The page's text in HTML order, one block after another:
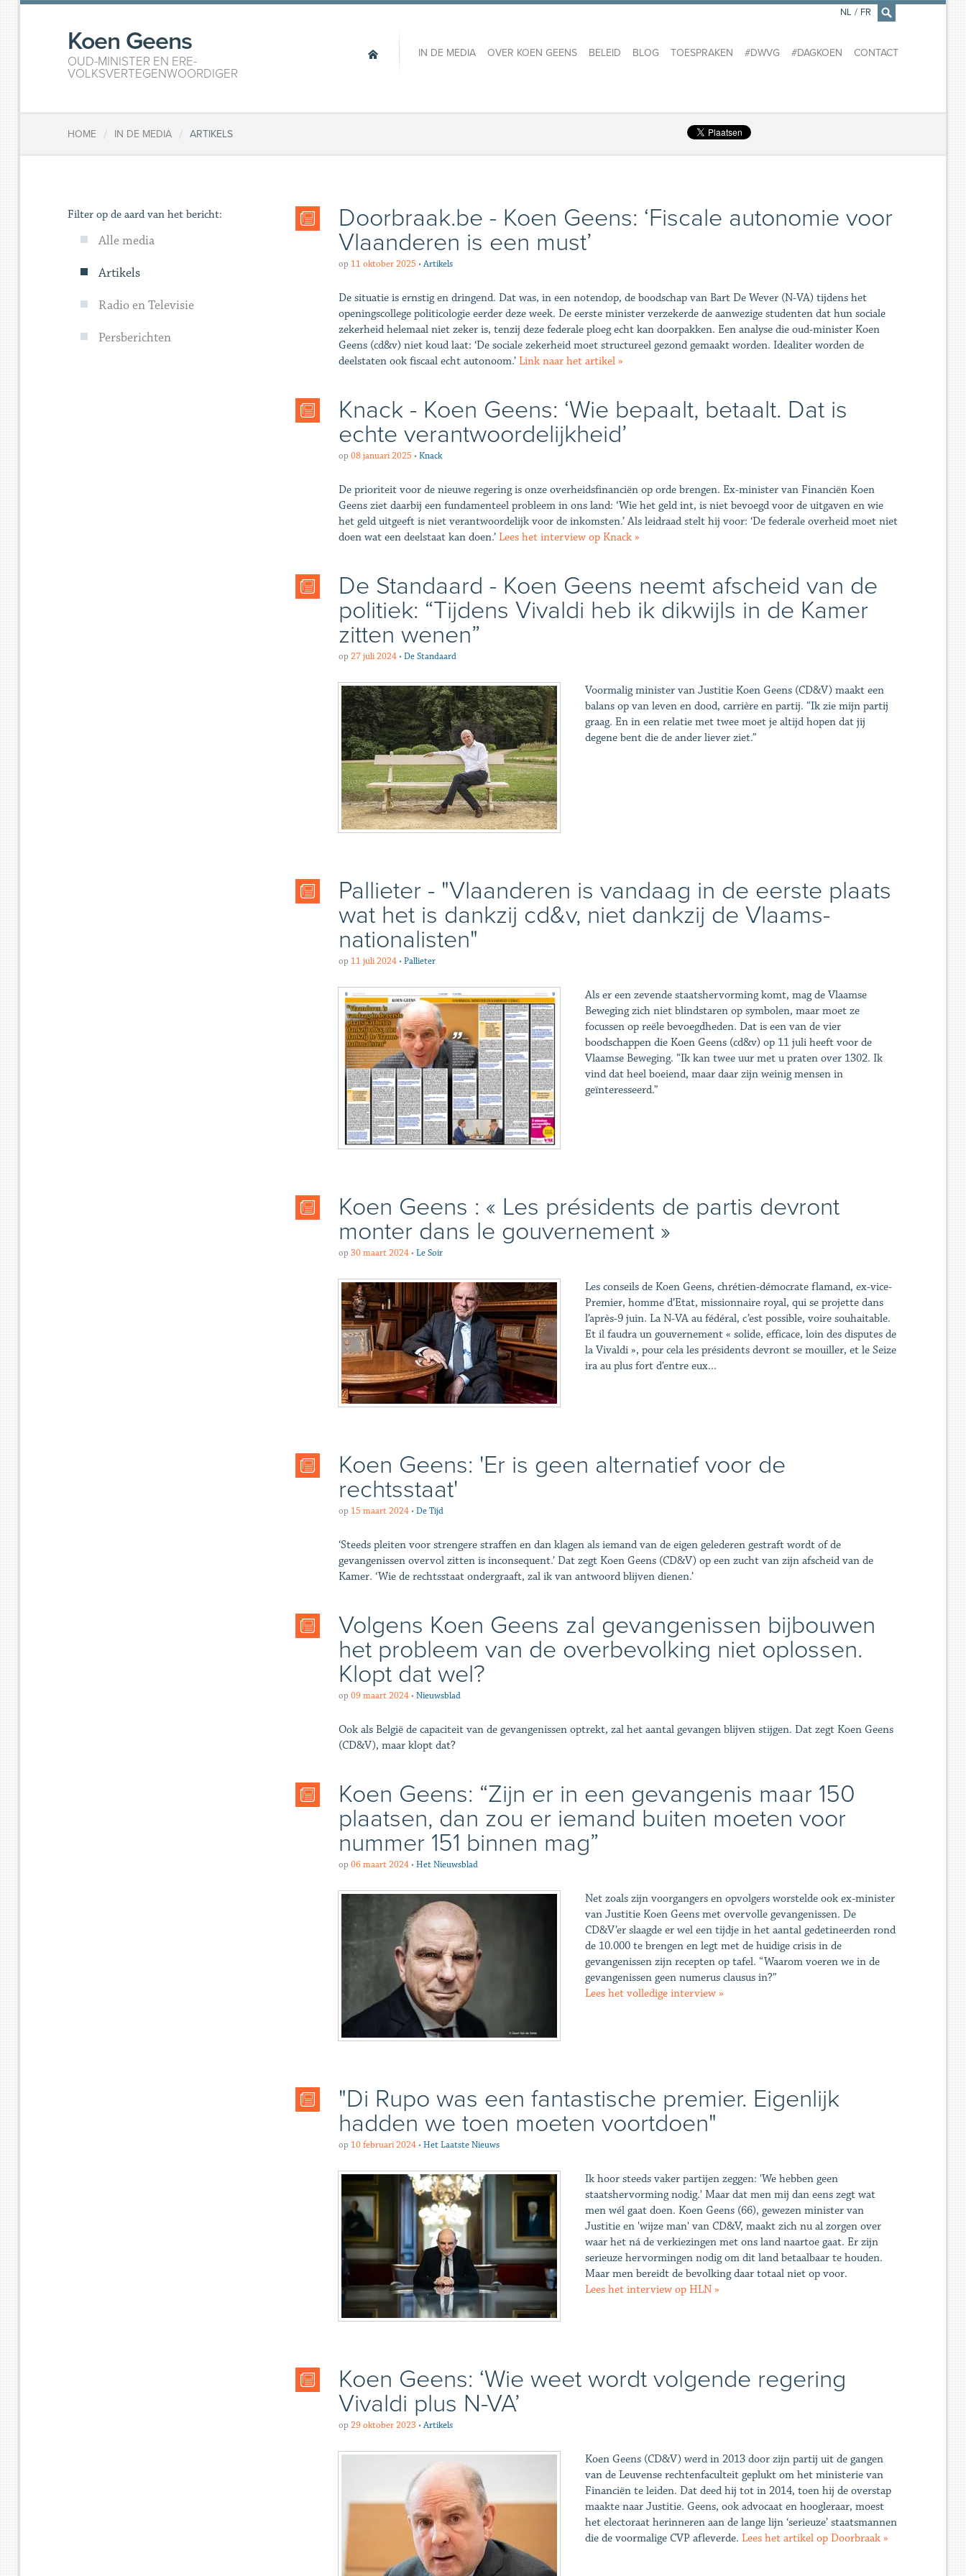
×
Koen Geens
OUD-MINISTER EN ERE-
VOLKSVERTEGENWOORDIGER
IN DE MEDIA OVER KOEN GEENS BELEID BLOG TOESPRAKEN #DWVG #DAGKOEN CONTACT
NL / FR
HOME / IN DE MEDIA / ARTIKELS
Doorbraak.be - Koen Geens: ‘Fiscale autonomie voor
Vlaanderen is een must’
op 11 oktober 2025 •Artikels
De situatie is ernstig en dringend. Dat was, in een notendop, de boodschap van Bart De Wever (N-VA) tijdens het
openingscollege politicologie eerder deze week. De eerste minister verzekerde de aanwezige studenten dat hun sociale
zekerheid helemaal niet zeker is, tenzij deze federale ploeg echt kan doorpakken. Een analyse die oud-minister Koen
Geens (cd&v) niet koud laat: ‘De sociale zekerheid moet structureel gezond gemaakt worden. Idealiter worden de
deelstaten ook fiscaal echt autonoom.’ Link naar het artikel »
Knack - Koen Geens: ‘Wie bepaalt, betaalt. Dat is
echte verantwoordelijkheid’
op 08 januari 2025 • Knack
De prioriteit voor de nieuwe regering is onze overheidsfinanciën op orde brengen. Ex-minister van Financiën Koen
Geens ziet daarbij een fundamenteel probleem in ons land: ‘Wie het geld int, is niet bevoegd voor de uitgaven en wie
het geld uitgeeft is niet verantwoordelijk voor de inkomsten.’ Als leidraad stelt hij voor: ‘De federale overheid moet niet
doen wat een deelstaat kan doen.’ Lees het interview op Knack »
De Standaard - Koen Geens neemt afscheid van de
politiek: “Tijdens Vivaldi heb ik dikwijls in de Kamer
zitten wenen”
op 27 juli 2024 • De Standaard
Voormalig minister van Justitie Koen Geens (CD&V) maakt een
balans op van leven en dood, carrière en partij. “Ik zie mijn partij
graag. En in een relatie met twee moet je altijd hopen dat jij
degene bent die de ander liever ziet.”
Pallieter - "Vlaanderen is vandaag in de eerste plaats
wat het is dankzij cd&v, niet dankzij de Vlaams-
nationalisten"
op 11 juli 2024 • Pallieter
Als er een zevende staatshervorming komt, mag de Vlaamse
Beweging zich niet blindstaren op symbolen, maar moet ze
focussen op reële bevoegdheden. Dat is een van de vier
boodschappen die Koen Geens (cd&v) op 11 juli heeft voor de
Vlaamse Beweging. “Ik kan twee uur met u praten over 1302. Ik
vind dat heel boeiend, maar daar zijn weinig mensen in
geïnteresseerd.”
Koen Geens : « Les présidents de partis devront
monter dans le gouvernement »
op 30 maart 2024 • Le Soir
Les conseils de Koen Geens, chrétien-démocrate flamand, ex-vice-
Premier, homme d’Etat, missionnaire royal, qui se projette dans
l’après-9 juin. La N-VA au fédéral, c’est possible, voire souhaitable.
Et il faudra un gouvernement « solide, efficace, loin des disputes de
la Vivaldi », pour cela les présidents devront se mouiller, et le Seize
ira au plus fort d’entre eux...
Koen Geens: 'Er is geen alternatief voor de
rechtsstaat'
op 15 maart 2024 • De Tijd
‘Steeds pleiten voor strengere straffen en dan klagen als iemand van de eigen gelederen gestraft wordt of de
gevangenissen overvol zitten is inconsequent.’ Dat zegt Koen Geens (CD&V) op een zucht van zijn afscheid van de
Kamer. ‘Wie de rechtsstaat ondergraaft, zal ik van antwoord blijven dienen.’
Volgens Koen Geens zal gevangenissen bijbouwen
het probleem van de overbevolking niet oplossen.
Klopt dat wel?
op 09 maart 2024 • Nieuwsblad
Ook als België de capaciteit van de gevangenissen optrekt, zal het aantal gevangen blijven stijgen. Dat zegt Koen Geens
(CD&V), maar klopt dat?
Koen Geens: “Zijn er in een gevangenis maar 150
plaatsen, dan zou er iemand buiten moeten voor
nummer 151 binnen mag”
op 06 maart 2024 • Het Nieuwsblad
Net zoals zijn voorgangers en opvolgers worstelde ook ex-minister
van Justitie Koen Geens met overvolle gevangenissen. De
CD&V’er slaagde er wel een tijdje in het aantal gedetineerden rond
de 10.000 te brengen en legt met de huidige crisis in de
gevangenissen zijn recepten op tafel. “Waarom voeren we in de
gevangenissen geen numerus clausus in?”
Lees het volledige interview »
"Di Rupo was een fantastische premier. Eigenlijk
hadden we toen moeten voortdoen"
op 10 februari 2024 • Het Laatste Nieuws
Ik hoor steeds vaker partijen zeggen: 'We hebben geen
staatshervorming nodig.' Maar dat men mij dan eens zegt wat
men wél gaat doen. Koen Geens (66), gewezen minister van
Justitie en 'wijze man' van CD&V, maakt zich nu al zorgen over
waar het ná de verkiezingen met ons land naartoe gaat. Er zijn
serieuze hervormingen nodig om dit land betaalbaar te houden.
Maar men bereidt de bevolking daar totaal niet op voor.
Lees het interview op HLN »
Koen Geens: ‘Wie weet wordt volgende regering
Vivaldi plus N-VA’
op 29 oktober 2023 •Artikels
Koen Geens (CD&V) werd in 2013 door zijn partij uit de gangen
van de Leuvense rechtenfaculteit geplukt om het ministerie van
Financiën te leiden. Dat deed hij tot in 2014, toen hij de overstap
maakte naar Justitie. Geens, ook advocaat en hoogleraar, moest
het electoraat herinneren aan de lange lijn ‘serieuze’ staatsmannen
die de voormalige CVP afleverde. Lees het artikel op Doorbraak »
Filter op de aard van het bericht:
Alle media
Artikels
Radio en Televisie
Persberichten